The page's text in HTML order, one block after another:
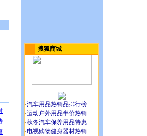
搜狐商城
·汽车用品热销品排行榜
·运动户外用品半价热销
·秋冬汽车保养用品特惠
·电视购物健身器材热销